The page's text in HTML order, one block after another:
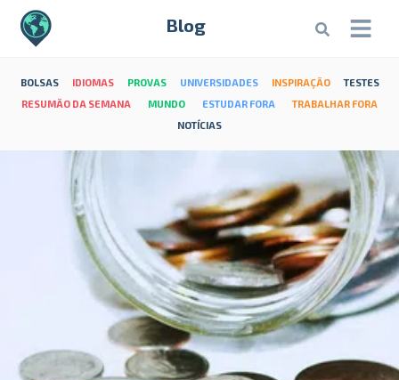
Blog
BOLSAS IDIOMAS PROVAS UNIVERSIDADES INSPIRAÇÃO
TESTES
RESUMÃO DA SEMANA
MUNDO ESTUDAR FORA
TRABALHAR FORA
NOTÍCIAS